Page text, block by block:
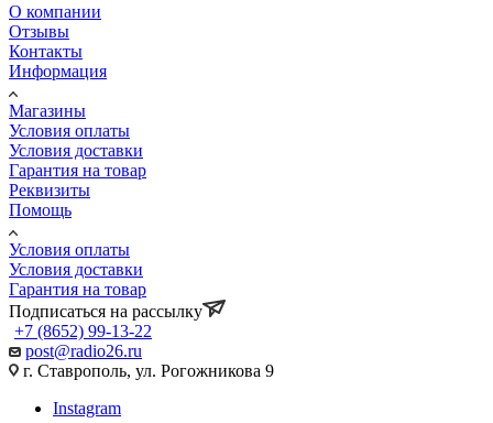
О компании
Отзывы
Контакты
Информация
Магазины
Условия оплаты
Условия доставки
Гарантия на товар
Реквизиты
Помощь
Условия оплаты
Условия доставки
Гарантия на товар
Подписаться на рассылку
+7 (8652) 99-13-22
post@radio26.ru
г. Ставрополь, ул. Рогожникова 9
Instagram